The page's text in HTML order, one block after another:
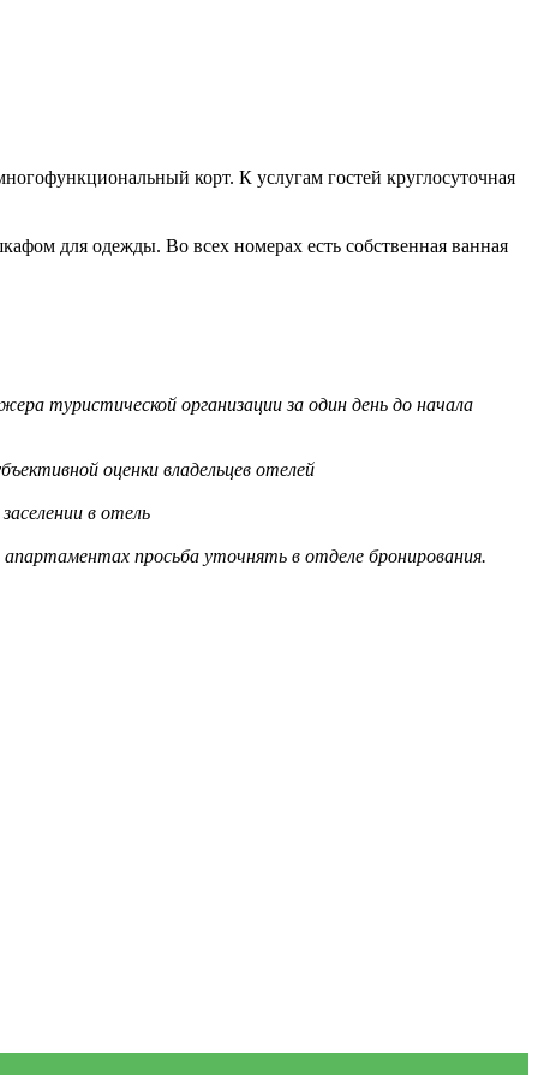
корт. К услугам гостей круглосуточная
для одежды. Во всех номерах есть собственная ванная
туристической организации за один день до начала
оценки владельцев отелей
в отель
просьба уточнять в отделе бронирования.